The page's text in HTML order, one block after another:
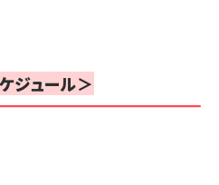
ジュール＞